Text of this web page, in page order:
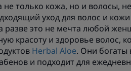
только кожа, но и волосы,
уход для волос и
разве это не мечта любой
красоту и здоровье волос,
Herbal Aloe. Они
и подходит для